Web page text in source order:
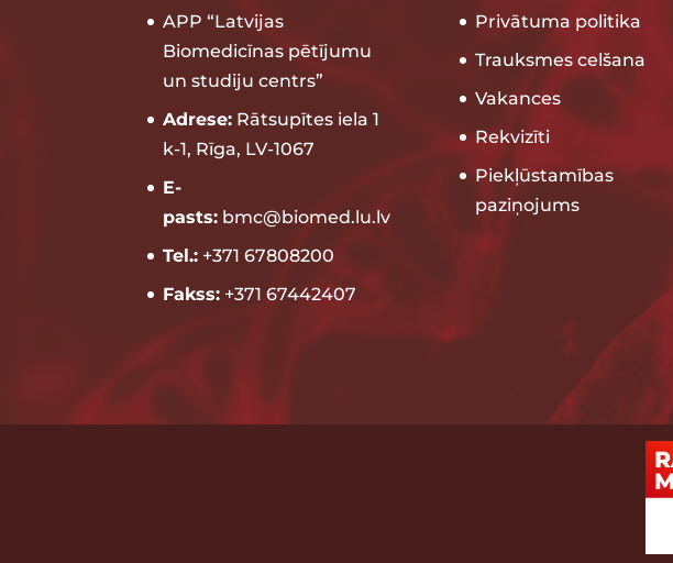
APP “Latvijas
Biomedicīnas pētījumu
un studiju centrs”
Adrese: Rātsupītes iela 1
k-1, Rīga, LV-1067
E-
pasts: bmc@biomed.lu.lv
Tel.: +371 67808200
Fakss: +371 67442407
Privātuma politika
Trauksmes celšana
Vakances
Rekvizīti
Piekļūstamības
paziņojums